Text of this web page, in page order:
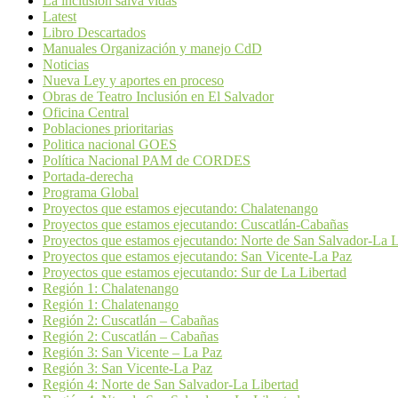
Latest
Libro Descartados
Manuales Organización y manejo CdD
Noticias
Nueva Ley y aportes en proceso
Obras de Teatro Inclusión en El Salvador
Oficina Central
Poblaciones prioritarias
Politica nacional GOES
Política Nacional PAM de CORDES
Portada-derecha
Programa Global
Proyectos que estamos ejecutando: Chalatenango
Proyectos que estamos ejecutando: Cuscatlán-Cabañas
Proyectos que estamos ejecutando: Norte de San Salvador-La
Proyectos que estamos ejecutando: San Vicente-La Paz
Proyectos que estamos ejecutando: Sur de La Libertad
Región 1: Chalatenango
Región 1: Chalatenango
Región 2: Cuscatlán – Cabañas
Región 2: Cuscatlán – Cabañas
Región 3: San Vicente – La Paz
Región 3: San Vicente-La Paz
Región 4: Norte de San Salvador-La Libertad